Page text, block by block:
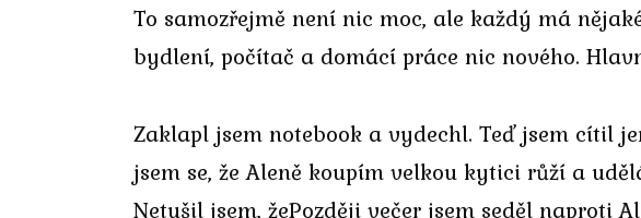
To samozřejmě není nic moc, ale každý má
bydlení, počítač a domácí práce nic nového.
Zaklapl jsem notebook a vydechl. Teď jsem cítil
jsem se, že Aleně koupím velkou kytici růží a
Netušil jsem, žePozději večer jsem seděl naproti